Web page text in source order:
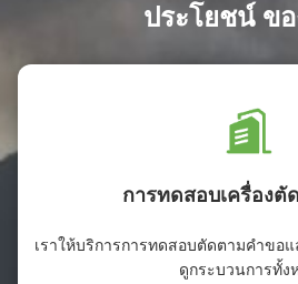
ประโยชน์ ขอ
การทดสอบเครื่องตั
เราให้บริการการทดสอบตัดตามคําขอ
ดูกระบวนการทั้ง